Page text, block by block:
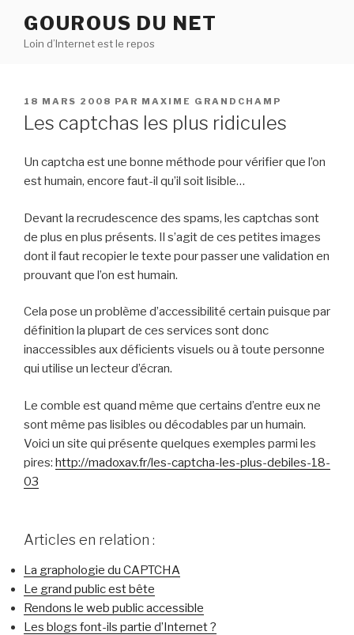
contenu
GOUROUS DU NET
Loin d’Internet est le repos
PUBLIÉ
LE
18 MARS 2008 PAR MAXIME GRANDCHAMP
Les captchas les plus ridicules
Un captcha est une bonne méthode pour vérifier que l’on
est humain, encore faut-il qu’il soit lisible…
Devant la recrudescence des spams, les captchas sont
de plus en plus présents. Il s’agit de ces petites images
dont il faut recopier le texte pour passer une validation en
prouvant que l’on est humain.
Cela pose un problème d’accessibilité certain puisque par
définition la plupart de ces services sont donc
inaccessibles aux déficients visuels ou à toute personne
qui utilise un lecteur d’écran.
Le comble est quand même que certains d’entre eux ne
sont même pas lisibles ou décodables par un humain.
Voici un site qui présente quelques exemples parmi les
pires: http://madoxav.fr/les-captcha-les-plus-debiles-18-
03
Articles en relation :
La graphologie du CAPTCHA
Le grand public est bête
Rendons le web public accessible
Les blogs font-ils partie d’Internet ?